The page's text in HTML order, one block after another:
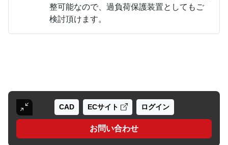
整可能なので、過負荷保護装置としてもご
検討頂けます。
CAD ECサイト ログイン
お問い合わせ